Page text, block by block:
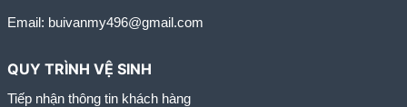
Email: buivanmy496@gmail.com
QUY TRÌNH VỆ SINH
Tiếp nhận thông tin khách hàng